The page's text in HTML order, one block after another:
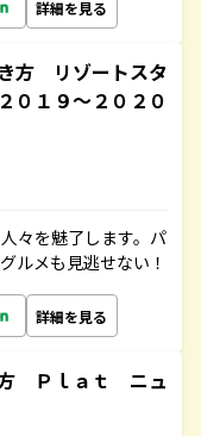
詳細を見る
方 リゾートスタ
１９～２０２０
々を魅了します。パ
ルメも見逃せない！
詳細を見る
Ｐｌａｔ ニュ